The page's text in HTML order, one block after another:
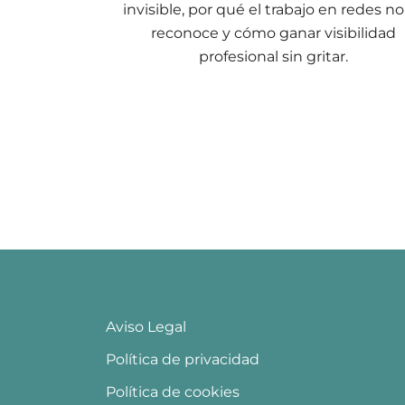
invisible, por qué el trabajo en redes
reconoce y cómo ganar visibilidad
profesional sin gritar.
Aviso Legal
Política de privacidad
Política de cookies